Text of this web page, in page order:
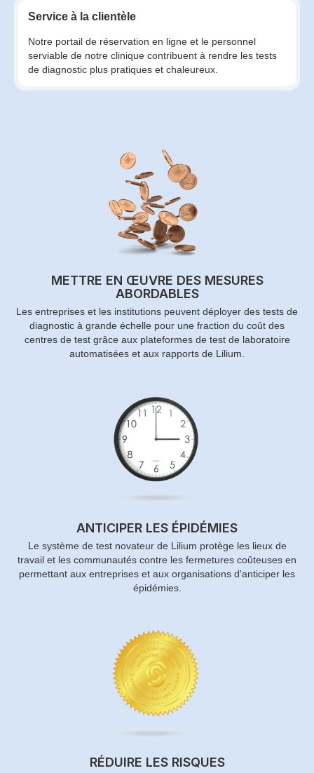
Service à la clientèle
Notre portail de réservation en ligne et le personnel
serviable de notre clinique contribuent à rendre les tests
de diagnostic plus pratiques et chaleureux.
METTRE EN ŒUVRE DES MESURES
ABORDABLES
Les entreprises et les institutions peuvent déployer des tests de
diagnostic à grande échelle pour une fraction du coût des
centres de test grâce aux plateformes de test de laboratoire
automatisées et aux rapports de Lilium.
ANTICIPER LES ÉPIDÉMIES
Le système de test novateur de Lilium protège les lieux de
travail et les communautés contre les fermetures coûteuses en
permettant aux entreprises et aux organisations d'anticiper les
épidémies.
RÉDUIRE LES RISQUES